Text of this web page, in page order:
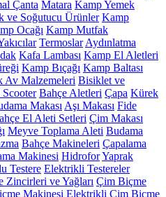
Çanta Matara Kamp Yemek
ve Soğutucu Ürünler Kamp
Ocağı Kamp Mutfak
Termoslar Aydınlatma
Kafa Lambası Kamp El Aletleri
Kamp Bıçağı Kamp Baltası
Av Malzemeleri Bisiklet ve
Bahçe Aletleri Çapa Kürek
Makası Aşı Makası Fide
El Aleti Setleri Çim Makası
Meyve Toplama Aleti Budama
Bahçe Makineleri Çapalama
Makinesi HidroforYaprak
Testere Elektrikli Testereler
Zincirleri ve Yağları Çim Biçme
Makinesi Elektrikli Çim Biçme